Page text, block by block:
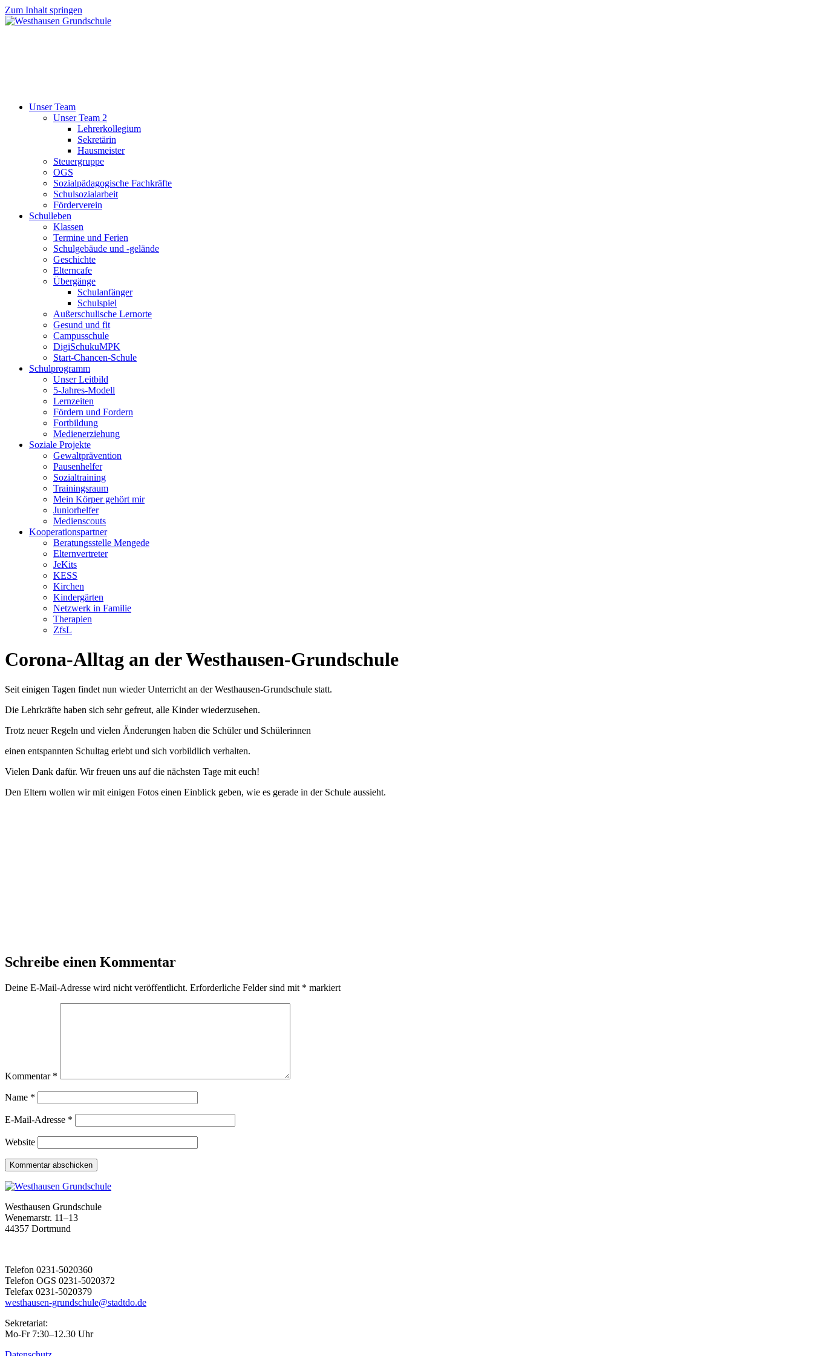
Zum Inhalt springen
Unser Team
Unser Team 2
Lehrerkollegium
Sekretärin
Hausmeister
Steuergruppe
OGS
Sozialpädagogische Fachkräfte
Schulsozialarbeit
Förderverein
Schulleben
Klassen
Termine und Ferien
Schulgebäude und -gelände
Geschichte
Elterncafe
Übergänge
Schulanfänger
Schulspiel
Außerschulische Lernorte
Gesund und fit
Campusschule
DigiSchukuMPK
Start-Chancen-Schule
Schulprogramm
Unser Leitbild
5-Jahres-Modell
Lernzeiten
Fördern und Fordern
Fortbildung
Medienerziehung
Soziale Projekte
Gewaltprävention
Pausenhelfer
Sozialtraining
Trainingsraum
Mein Körper gehört mir
Juniorhelfer
Medienscouts
Kooperationspartner
Beratungsstelle Mengede
Elternvertreter
JeKits
KESS
Kirchen
Kindergärten
Netzwerk in Familie
Therapien
ZfsL
Corona-Alltag an der Westhausen-Grundschule
Seit einigen Tagen findet nun wieder Unterricht an der Westhausen-Grundschule statt.
Die Lehrkräfte haben sich sehr gefreut, alle Kinder wiederzusehen.
Trotz neuer Regeln und vielen Änderungen haben die Schüler und Schülerinnen
einen entspannten Schultag erlebt und sich vorbildlich verhalten.
Vielen Dank dafür. Wir freuen uns auf die nächsten Tage mit euch!
Den Eltern wollen wir mit einigen Fotos einen Einblick geben, wie es gerade in der Schule aussieht.
Schreibe einen Kommentar
Deine E-Mail-Adresse wird nicht veröffentlicht. Erforderliche Felder sind mit * markiert
Kommentar *
Name *
E-Mail-Adresse *
Website
Westhausen Grundschule
Wenemarstr. 11–13
44357 Dortmund
Telefon 0231-5020360
Telefon OGS 0231-5020372
Telefax 0231-5020379
westhausen-grundschule@stadtdo.de
Sekretariat:
Mo-Fr 7:30–12.30 Uhr